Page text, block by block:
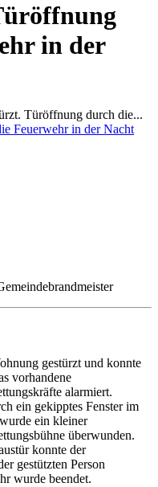
in der
Türöffnung durch die...
gestürzt und konnte
vorhandene
alarmiert.
ein gekipptes Fenster im
ein kleiner
überwunden.
konnte der
gestützten Person
wurde beendet.